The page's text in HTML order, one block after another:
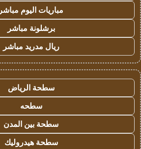
مباريات اليوم مباشر
برشلونة مباشر
ريال مدريد مباشر
سطحة الرياض
سطحه
سطحة بين المدن
سطحة هيدروليك